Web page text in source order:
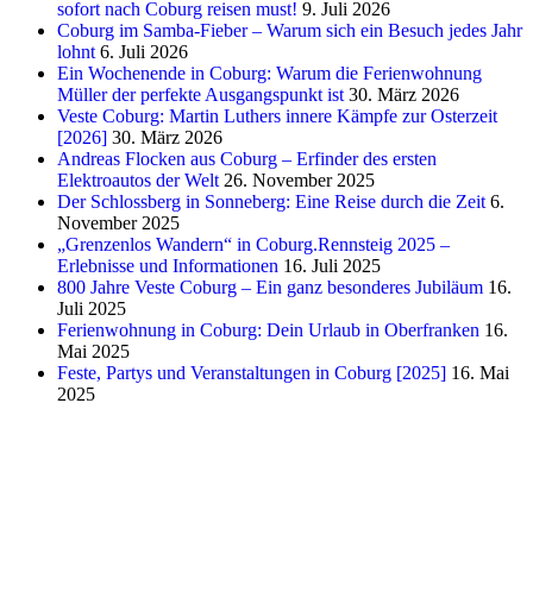
sofort nach Coburg reisen must! 9. Juli 2026
Coburg im Samba-Fieber – Warum sich ein Besuch jedes Jahr
lohnt 6. Juli 2026
Ein Wochenende in Coburg: Warum die Ferienwohnung
Müller der perfekte Ausgangspunkt ist 30. März 2026
Veste Coburg: Martin Luthers innere Kämpfe zur Osterzeit
[2026] 30. März 2026
Andreas Flocken aus Coburg – Erfinder des ersten
Elektroautos der Welt 26. November 2025
Der Schlossberg in Sonneberg: Eine Reise durch die Zeit 6.
November 2025
„Grenzenlos Wandern“ in Coburg.Rennsteig 2025 –
Erlebnisse und Informationen 16. Juli 2025
800 Jahre Veste Coburg – Ein ganz besonderes Jubiläum 16.
Juli 2025
Ferienwohnung in Coburg: Dein Urlaub in Oberfranken 16.
Mai 2025
Feste, Partys und Veranstaltungen in Coburg [2025] 16. Mai
2025